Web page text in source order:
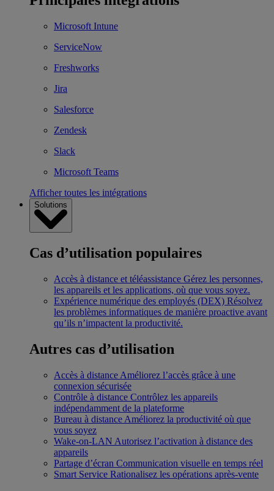
Microsoft Intune
ServiceNow
Freshworks
Jira
Salesforce
Zendesk
Slack
Microsoft Teams
Afficher toutes les intégrations
Solutions
Cas d’utilisation populaires
Accès à distance et téléassistance Gérez les personnes,
les appareils et les applications, où que vous soyez.
Expérience numérique des employés (DEX) Résolvez
les problèmes informatiques de manière proactive avant
qu’ils n’impactent la productivité.
Autres cas d’utilisation
Accès à distance Améliorez l’accès grâce à une
connexion sécurisée
Contrôle à distance Contrôlez les appareils
indépendamment de la plateforme
Bureau à distance Améliorez la productivité où que
vous soyez
Wake-on-LAN Autorisez l’activation à distance des
appareils
Partage d’écran Communication visuelle en temps réel
Smart Service Rationalisez les opérations après-vente